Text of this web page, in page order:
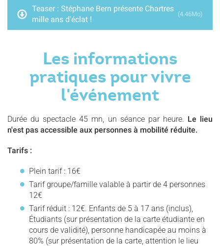
Teaser : Stéphane Bern présente Chartres
mille ans d'éclat !
(4.46Mo)
Les informations
pratiques pour vivre
l'événement
Durée du spectacle 45 mn, un séance par heure. Le lieu
n'est pas accessible aux personnes à mobilité réduite.
Tarifs :
Plein tarif : 16€
Tarif groupe/famille valable à partir de 4 personnes
12€
Tarif réduit : 12€. Enfants de 5 à 17 ans (inclus),
Étudiants (sur présentation de la carte étudiante en
cours de validité), personne handicapée au moins à
80% (sur présentation de la carte, attention le lieu